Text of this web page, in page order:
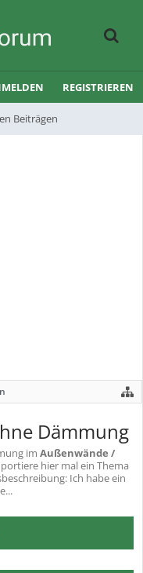
Beiträgen
REGISTRIEREN
Dämmung
im Außenwände /
hier mal ein Thema
Ich habe ein